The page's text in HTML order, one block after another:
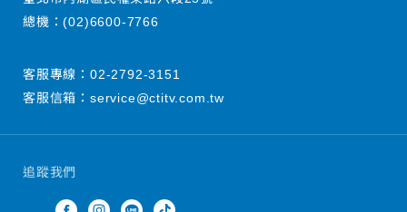
追蹤我們
總機：(02)6600-7766
客服專線： 02-2792-3151
客服信箱： service@ctitv.com.tw